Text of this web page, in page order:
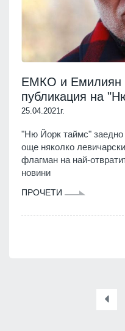
ЕМКО и Емилиян
публикация на
25.04.2021г.
"Ню Йорк таймс"
още няколко
флагман на най-
новини
ПРОЧЕТИ